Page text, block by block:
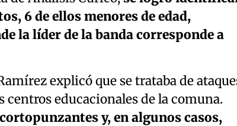
6 de ellos menores de edad,
la líder de la banda corresponde a
explicó que se trataba de
educacionales de la comuna.
y, en algunos casos,